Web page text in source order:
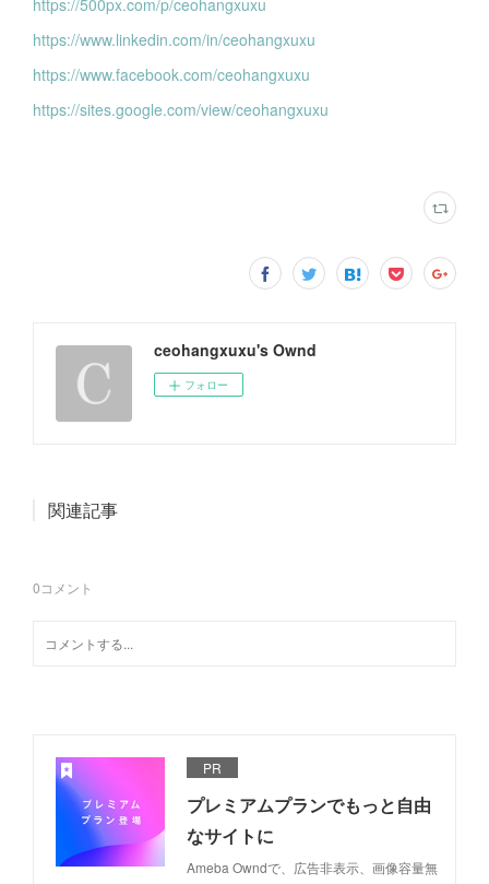
https://500px.com/p/ceohangxuxu
https://www.linkedin.com/in/ceohangxuxu
https://www.facebook.com/ceohangxuxu
https://sites.google.com/view/ceohangxuxu
ceohangxuxu's Ownd
フォロー
関連記事
0コメント
PR
プレミアムプランでもっと自由
なサイトに
Ameba Owndで、広告非表示、画像容量無